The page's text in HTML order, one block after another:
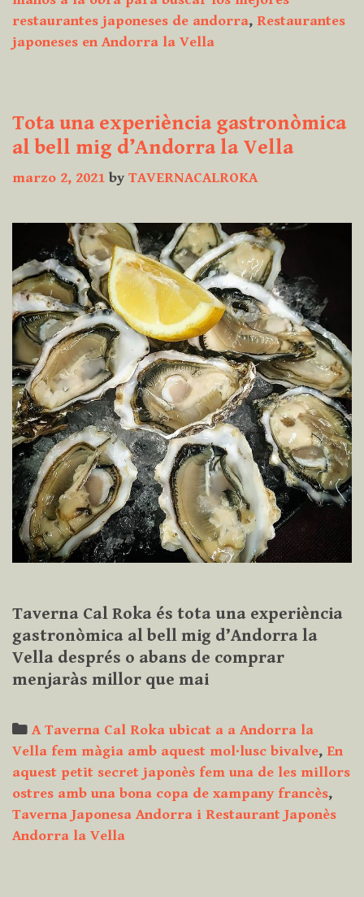
restaurantes japoneses de andorra, Restaurantes
japoneses en Andorra la Vella
Tota una experiència gastronòmica
al bell mig d’Andorra la Vella
marzo 2, 2021 by TAVERNACALROKA
Taverna Cal Roka és tota una experiència
gastronòmica al bell mig d’Andorra la
Vella després o abans de comprar
menjaràs millor que mai
Categories
A Taverna Cal Roka ubicat a a Andorra la
Vella fem màgia amb aquest mol·lusc bivalve, En
aquest petit secret japonès fem una de les millors
ostres amb una bona copa de xampany francès,
Taverna Japonesa Andorra i Restaurant Japonès
Andorra la Vella